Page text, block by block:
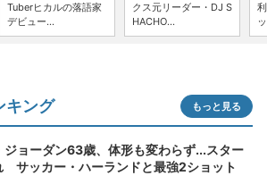
Tuberヒカルの落語家
デビュー...
クス元リーダー・DJ S
HACHO...
キング もっと見る
ジョーダン63歳、体形も変わらず...スター
サッカー・ハーランドと最強2ショット